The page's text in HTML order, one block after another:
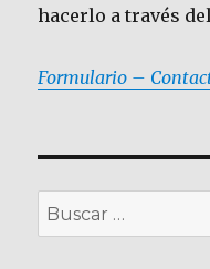
hacerlo a través
Formulario –
Buscar
por: